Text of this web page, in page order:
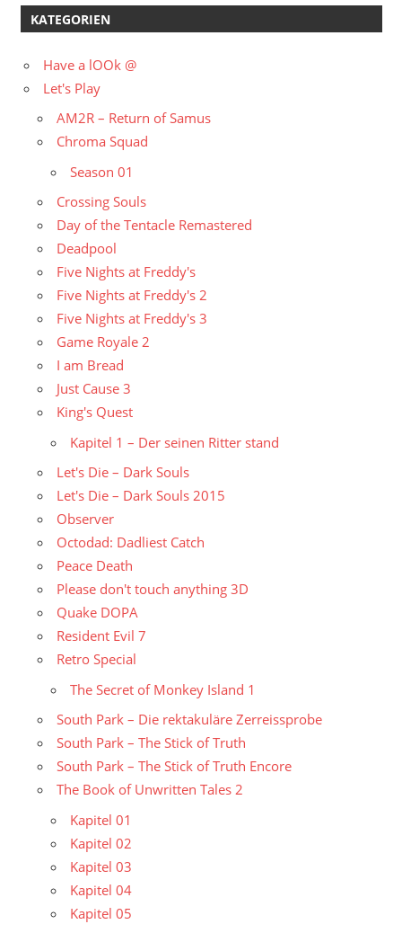
KATEGORIEN
Have a lOOk @
Let's Play
AM2R – Return of Samus
Chroma Squad
Season 01
Crossing Souls
Day of the Tentacle Remastered
Deadpool
Five Nights at Freddy's
Five Nights at Freddy's 2
Five Nights at Freddy's 3
Game Royale 2
I am Bread
Just Cause 3
King's Quest
Kapitel 1 – Der seinen Ritter stand
Let's Die – Dark Souls
Let's Die – Dark Souls 2015
Observer
Octodad: Dadliest Catch
Peace Death
Please don't touch anything 3D
Quake DOPA
Resident Evil 7
Retro Special
The Secret of Monkey Island 1
South Park – Die rektakuläre Zerreissprobe
South Park – The Stick of Truth
South Park – The Stick of Truth Encore
The Book of Unwritten Tales 2
Kapitel 01
Kapitel 02
Kapitel 03
Kapitel 04
Kapitel 05